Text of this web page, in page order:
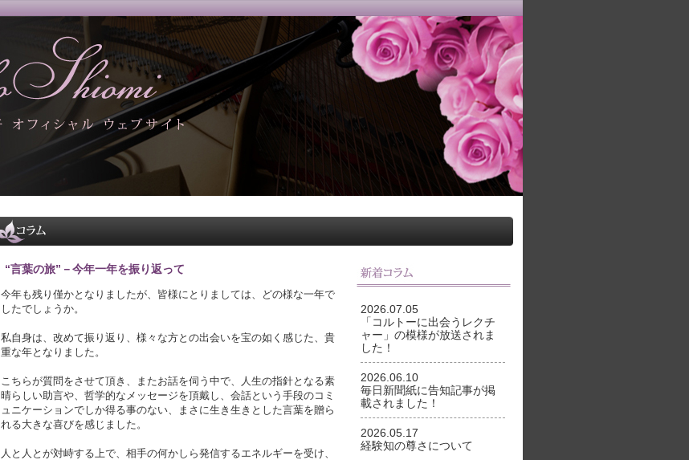
“言葉の旅”－今年一年を振り返って
今年も残り僅かとなりましたが、皆様にとりましては、どの様な一年で
したでしょうか。
私自身は、改めて振り返り、様々な方との出会いを宝の如く感じた、貴
重な年となりました。
こちらが質問をさせて頂き、またお話を伺う中で、人生の指針となる素
晴らしい助言や、哲学的なメッセージを頂戴し、会話という手段のコミ
ュニケーションでしか得る事のない、まさに生き生きとした言葉を贈ら
れる大きな喜びを感じました。
人と人とが対峙する上で、相手の何かしら発信するエネルギーを受け、
2026.07.05
「コルトーに出会うレクチ
ャー」の模様が放送されま
した！
2026.06.10
毎日新聞紙に告知記事が掲
載されました！
2026.05.17
経験知の尊さについて